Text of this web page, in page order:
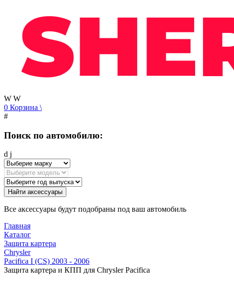
W W
0 Корзина \
#
Поиск по автомобилю:
d j
Найти аксессуары
Все аксессуары будут подобраны под ваш автомобиль
Главная
Каталог
Защита картера
Chrysler
Pacifica I (CS) 2003 - 2006
Защита картера и КПП для Chrysler Pacifica